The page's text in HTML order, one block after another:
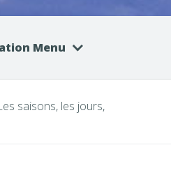
Menu
saisons, les jours,